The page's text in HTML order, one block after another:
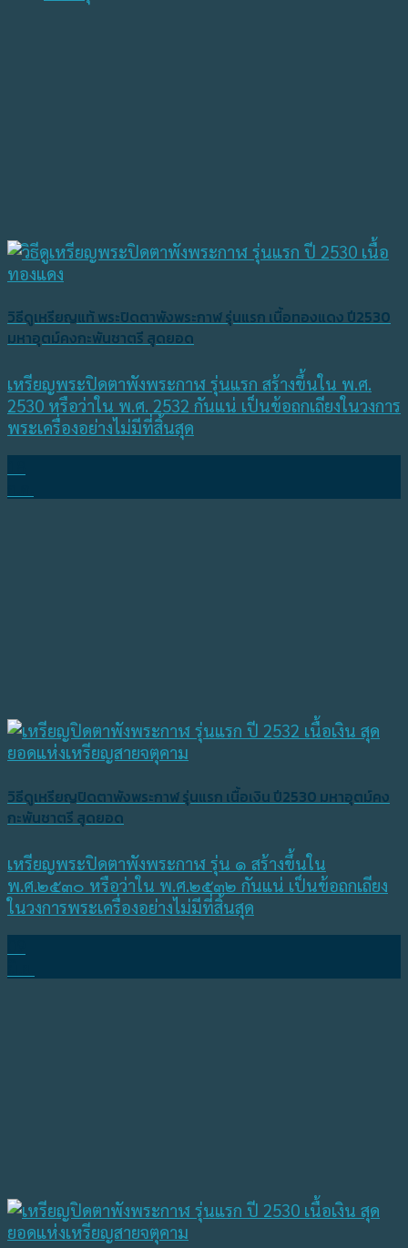
วิธีดูเหรียญแท้ พระปิดตาพังพระกาฬ รุ่นแรก เนื้อทองแดง ปี2530
มหาอุตม์คงกะพันชาตรี สุดยอด
เหรียญพระปิดตาพังพระกาฬ รุ่นแรก สร้างขึ้นใน พ.ศ.
2530 หรือว่าใน พ.ศ. 2532 กันแน่ เป็นข้อถกเถียงในวงการ
พระเครื่องอย่างไม่มีที่สิ้นสุด
วิธีดูเหรียญปิดตาพังพระกาฬ รุ่นแรก เนื้อเงิน ปี2530 มหาอุตม์คง
กะพันชาตรี สุดยอด
เหรียญพระปิดตาพังพระกาฬ รุ่น ๑ สร้างขึ้นใน
พ.ศ.๒๕๓๐ หรือว่าใน พ.ศ.๒๕๓๒ กันแน่ เป็นข้อถกเถียง
ในวงการพระเครื่องอย่างไม่มีที่สิ้นสุด